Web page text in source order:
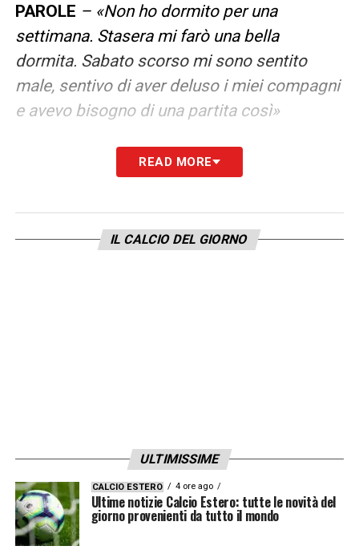
PAROLE – «Non ho dormito per una
settimana. Stasera mi farò una bella
dormita. Sabato scorso mi sono sentito
male, sentivo di aver deluso i miei compagni
e avevo bisogno di una partita così»
COPPA ITALIA E SERIE A – «E’ stata una
grandissima partita, in Serie A se ne vedono
punto e ora testa alla Coppa Italia che può
svoltare la stagione. Ci giochiamo tutto
READ MORE
IL CALCIO DEL GIORNO
ULTIMISSIME
CALCIO ESTERO 4 ore ago
Ultime notizie Calcio Estero: tutte le novità del
giorno provenienti da tutto il mondo